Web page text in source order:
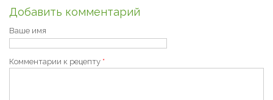
Добавить комментарий
Ваше имя
Комментарии к рецепту *